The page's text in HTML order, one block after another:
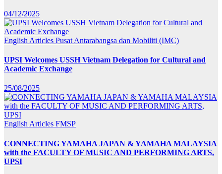
04/12/2025
English Articles Pusat Antarabangsa dan Mobiliti (IMC)
UPSI Welcomes USSH Vietnam Delegation for Cultural and
Academic Exchange
25/08/2025
English Articles FMSP
CONNECTING YAMAHA JAPAN & YAMAHA MALAYSIA
with the FACULTY OF MUSIC AND PERFORMING ARTS,
UPSI